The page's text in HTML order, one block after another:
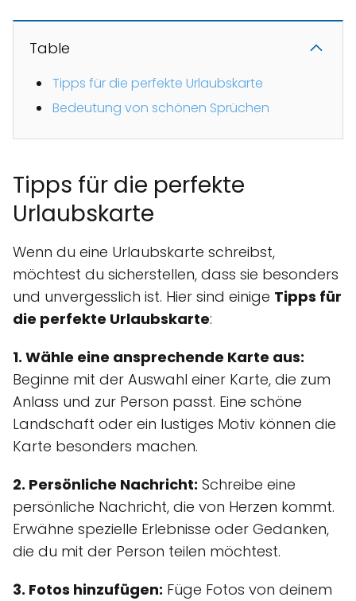
Table
Tipps für die perfekte Urlaubskarte
Bedeutung von schönen Sprüchen
Tipps für die perfekte
Urlaubskarte
Wenn du eine Urlaubskarte schreibst,
möchtest du sicherstellen, dass sie besonders
und unvergesslich ist. Hier sind einige Tipps für
die perfekte Urlaubskarte:
1. Wähle eine ansprechende Karte aus:
Beginne mit der Auswahl einer Karte, die zum
Anlass und zur Person passt. Eine schöne
Landschaft oder ein lustiges Motiv können die
Karte besonders machen.
2. Persönliche Nachricht: Schreibe eine
persönliche Nachricht, die von Herzen kommt.
Erwähne spezielle Erlebnisse oder Gedanken,
die du mit der Person teilen möchtest.
3. Fotos hinzufügen: Füge Fotos von deinem